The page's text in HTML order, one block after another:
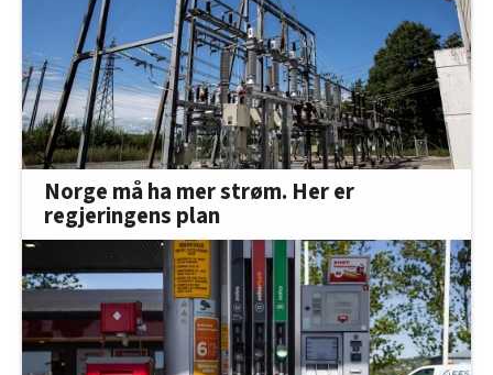
Norge må ha mer strøm. Her er
regjeringens plan